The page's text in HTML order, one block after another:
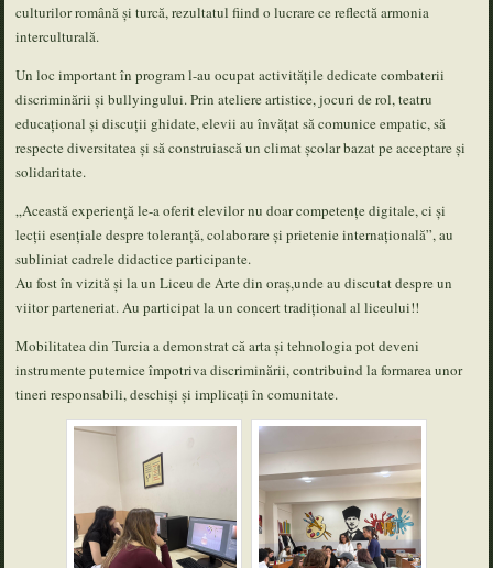
culturilor română și turcă, rezultatul fiind o lucrare ce reflectă armonia
interculturală.
Un loc important în program l-au ocupat activitățile dedicate combaterii
discriminării și bullyingului. Prin ateliere artistice, jocuri de rol, teatru
educațional și discuții ghidate, elevii au învățat să comunice empatic, să
respecte diversitatea și să construiască un climat școlar bazat pe acceptare și
solidaritate.
„Această experiență le-a oferit elevilor nu doar competențe digitale, ci și
lecții esențiale despre toleranță, colaborare și prietenie internațională”, au
subliniat cadrele didactice participante.
Au fost în vizită și la un Liceu de Arte din oraș,unde au discutat despre un
viitor parteneriat. Au participat la un concert tradițional al liceului!!
Mobilitatea din Turcia a demonstrat că arta și tehnologia pot deveni
instrumente puternice împotriva discriminării, contribuind la formarea unor
tineri responsabili, deschiși și implicați în comunitate.